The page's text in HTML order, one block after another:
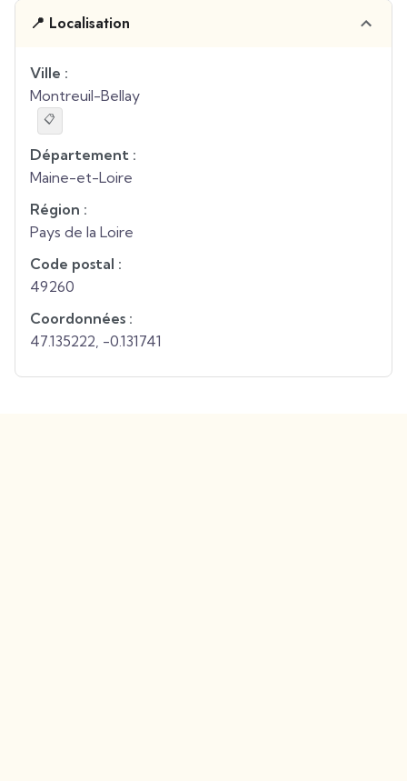
📍 Localisation
Ville :
Montreuil-Bellay
📋
Département :
Maine-et-Loire
Région :
Pays de la Loire
Code postal :
49260
Coordonnées :
47.135222 -0.131741